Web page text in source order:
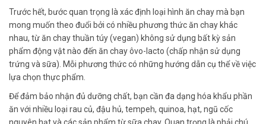
Trước hết, bước quan trọng là xác định loại hình ăn chay mà bạn
mong muốn theo đuổi bởi có nhiều phương thức ăn chay khác
nhau, từ ăn chay thuần túy (vegan) không sử dụng bất kỳ sản
phẩm động vật nào đến ăn chay ôvo-lacto (chấp nhận sử dụng
trứng và sữa). Mỗi phương thức có những hướng dẫn cụ thể về việc
lựa chọn thực phẩm.
Để đảm bảo nhận đủ dưỡng chất, bạn cần đa dạng hóa khẩu phần
ăn với nhiều loại rau củ, đậu hủ, tempeh, quinoa, hạt, ngũ cốc